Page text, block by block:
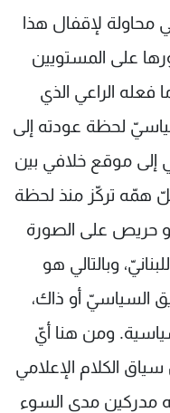
لإقفال هذا
على المستويين
فعله الراعي الذي
لحظة عودته إلى
إلى موقع خلافي بين
كلّ همّه تركّز منذ لحظة
حريص على الصورة
وبالتالي هو
السياسيّ أو ذاك،
ومن هنا أيّ
الكلام الإعلامي
مدركين مدى السوء